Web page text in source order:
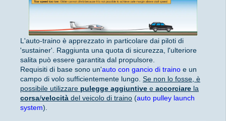
L'auto-traino è apprezzato in particolare dai piloti di
'sustainer'. Raggiunta una quota di sicurezza, l'ulteriore
salita può essere garantita dal propulsore.
Requisiti di base sono un'auto con gancio di traino e un
campo di volo sufficientemente lungo. Se non lo fosse, è
possibile utilizzare pulegge aggiuntive e accorciare la
corsa/velocità del veicolo di traino (auto pulley launch
system).